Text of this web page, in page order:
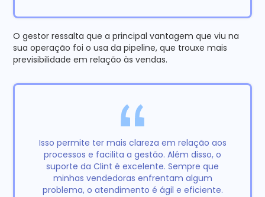
O gestor ressalta que a principal vantagem que viu na
sua operação foi o usa da pipeline, que trouxe mais
previsibilidade em relação às vendas.
Isso permite ter mais clareza em relação aos
processos e facilita a gestão. Além disso, o
suporte da Clint é excelente. Sempre que
minhas vendedoras enfrentam algum
problema, o atendimento é ágil e eficiente.